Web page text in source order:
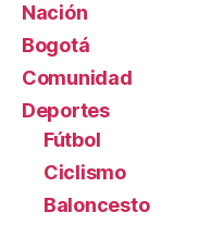
Nación
Bogotá
Comunidad
Deportes
Fútbol
Ciclismo
Baloncesto